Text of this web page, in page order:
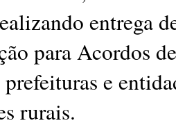
entrega
para Acordos
e
rurais.